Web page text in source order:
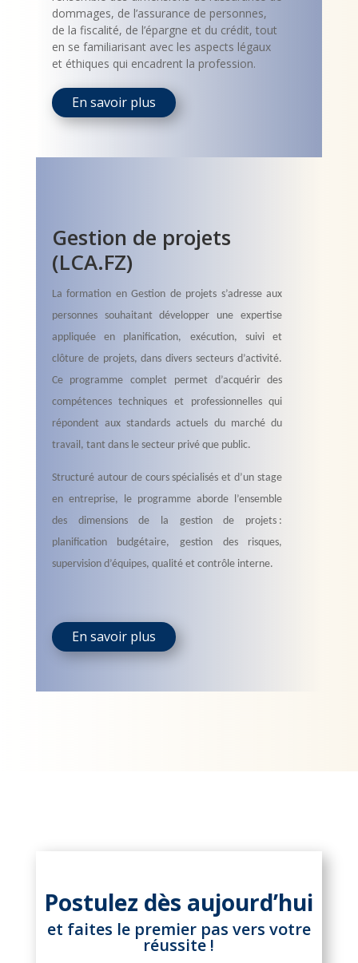
dommages, de l’assurance de personnes,
de la fiscalité, de l’épargne et du crédit, tout
en se familiarisant avec les aspects légaux
et éthiques qui encadrent la profession.
En savoir plus
Gestion de projets
(LCA.FZ)
La formation en Gestion de projets s’adresse aux
personnes souhaitant développer une expertise
appliquée en planification, exécution, suivi et
clôture de projets, dans divers secteurs d’activité.
Ce programme complet permet d’acquérir des
compétences techniques et professionnelles qui
répondent aux standards actuels du marché du
travail, tant dans le secteur privé que public.
Structuré autour de cours spécialisés et d’un stage
en entreprise, le programme aborde l’ensemble
des dimensions de la gestion de projets :
planification budgétaire, gestion des risques,
supervision d’équipes, qualité et contrôle interne.
En savoir plus
Postulez dès aujourd’hui
et faites le premier pas vers votre
réussite !